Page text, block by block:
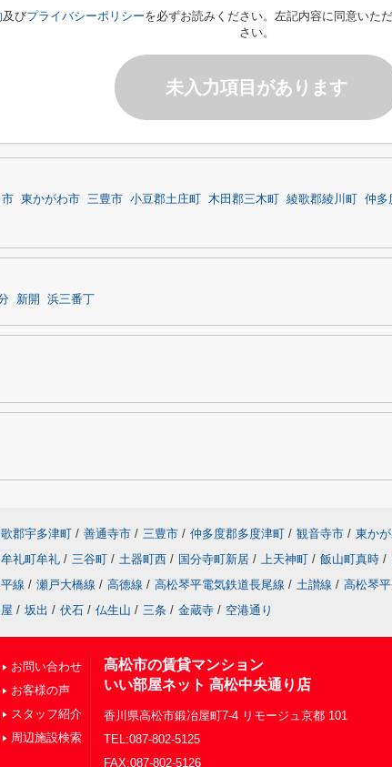
及びプライバシーポリシーを必ずお読みください。左記内容に同意いた
さい。
未入力項目があります
市 東かがわ市 三豊市 小豆郡土庄町 木田郡三木町 綾歌郡綾川町 仲多
新開 浜三番丁
郡宇多津町 / 善通寺市 / 三豊市 / 仲多度郡多度津町 / 観音寺市 / 東か
牟礼町牟礼 / 三谷町 / 土器町西 / 国分寺町新居 / 上天神町 / 飯山町真時 /
線 / 瀬戸大橋線 / 高徳線 / 高松琴平電気鉄道長尾線 / 土讃線 / 高松琴
/ 坂出 / 伏石 / 仏生山 / 三条 / 金蔵寺 / 空港通り
お問い合わせ
お客様の声
スタッフ紹介
周辺施設検索
高松市の賃貸マンション
いい部屋ネット 高松中央通り店
香川県高松市鍛冶屋町7-4 リモージュ京都 101
TEL:087-802-5125
FAX:087-802-5126